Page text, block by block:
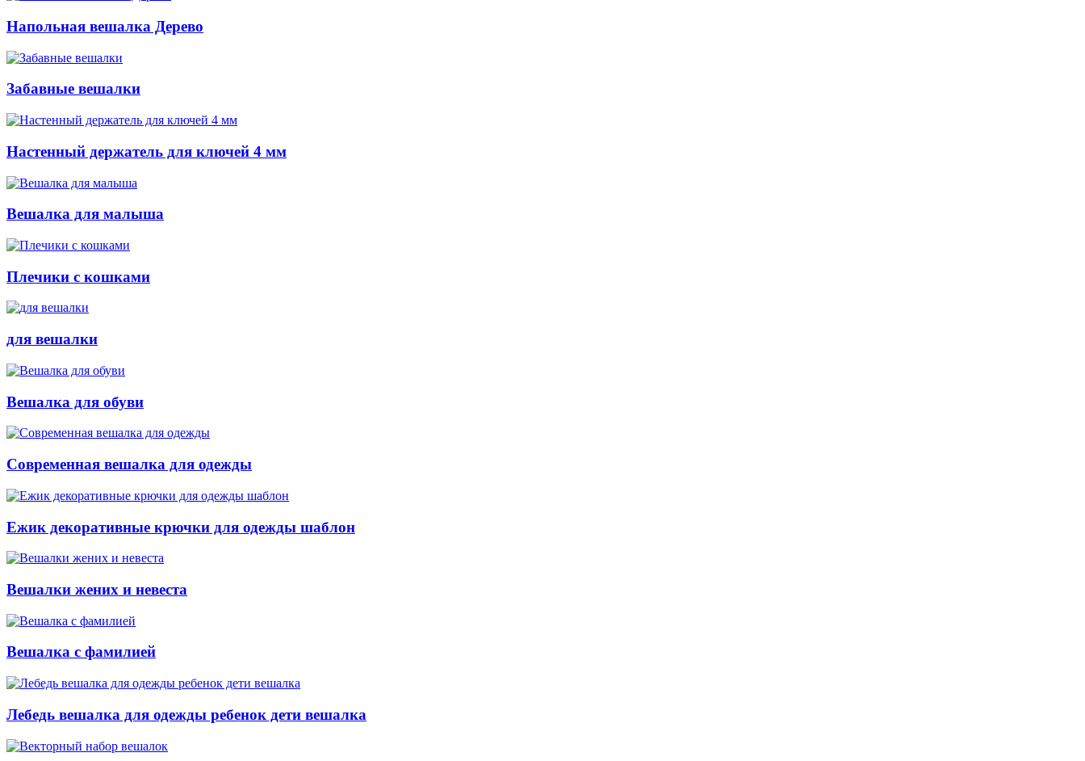
Напольная вешалка Дерево
Забавные вешалки
Настенный держатель для ключей 4 мм
Вешалка для малыша
Плечики с кошками
для вешалки
Вешалка для обуви
Современная вешалка для одежды
Ежик декоративные крючки для одежды шаблон
Вешалки жених и невеста
Вешалка с фамилией
Лебедь вешалка для одежды ребенок дети вешалка